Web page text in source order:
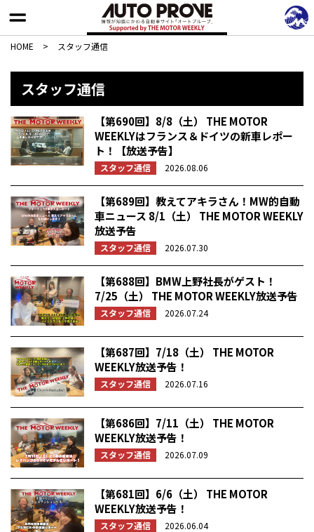
HOME > スタッフ通信
スタッフ通信
【第690回】8/8（土） THE MOTOR
WEEKLYはフランス＆ドイツの新車レポー
ト！【放送予告】
スタッフ通信 2026.08.06
【第689回】教えてアキラさん！MW的自動
車ニュース 8/1（土） THE MOTOR WEEKLY
放送予告
スタッフ通信 2026.07.30
【第688回】BMW上野社長がゲスト！
7/25（土） THE MOTOR WEEKLY放送予告
スタッフ通信 2026.07.24
【第687回】7/18（土） THE MOTOR
WEEKLY放送予告！
スタッフ通信 2026.07.16
【第686回】7/11（土） THE MOTOR
WEEKLY放送予告！
スタッフ通信 2026.07.09
【第681回】6/6（土） THE MOTOR
WEEKLY放送予告！
スタッフ通信 2026.06.04